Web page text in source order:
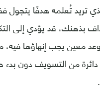
تريد تُعلمه هدفًا
بذهنك، قد يؤدي إلى
معين يجب إنهاؤها فيه،
من التسويف دون بدء